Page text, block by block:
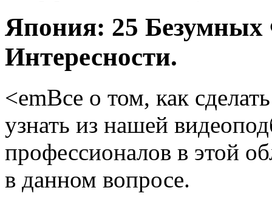
Япония: 25
Интересности.
<emВсе о том, как
узнать из нашей
профессионалов в этой
в данном вопросе.